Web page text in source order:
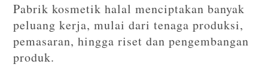
Pabrik kosmetik halal menciptakan banyak
peluang kerja, mulai dari tenaga produksi,
pemasaran, hingga riset dan pengembangan
produk.